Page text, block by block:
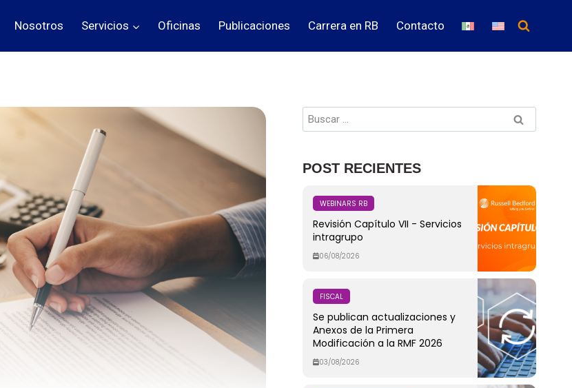
Nosotros Servicios Oficinas Publicaciones Carrera en RB Contacto
POST RECIENTES
WEBINARS RB
Revisión Capítulo VII - Servicios
intragrupo
06/08/2026
FISCAL
Se publican actualizaciones y
Anexos de la Primera
Modificación a la RMF 2026
03/08/2026